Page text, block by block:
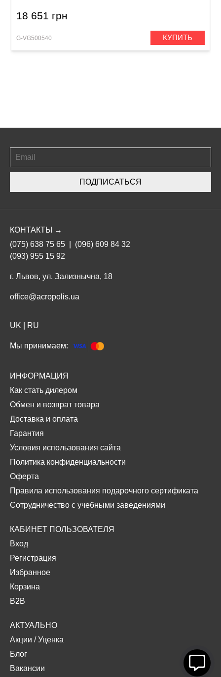
18 651 грн
G-VG500540 КУПИТЬ
ПОДПИСАТЬСЯ
КОНТАКТЫ →
(075) 638 75 65
(096) 609 84 32
(093) 955 15 92
г. Львов, ул. Зализнычна, 18
office@acropolis.ua
UK RU
Мы принимаем:
ИНФОРМАЦИЯ
Как стать дилером
Обмен и возврат товара
Доставка и оплата
Гарантия
Условия использования сайта
Политика конфиденциальности
Оферта
Правила использования подарочного сертификата
Сотрудничество с учебными заведениями
КАБИНЕТ ПОЛЬЗОВАТЕЛЯ
Вход
Регистрация
Избранное
Корзина
B2B
АКТУАЛЬНО
Акции /Уценка
Блог
Вакансии